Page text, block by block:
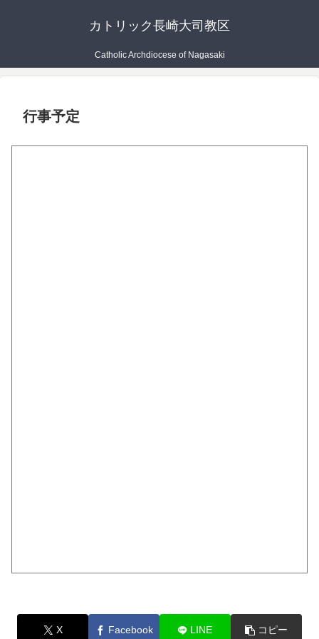
カトリック長崎大司教区
Catholic Archdiocese of Nagasaki
行事予定
X Facebook LINE コピー